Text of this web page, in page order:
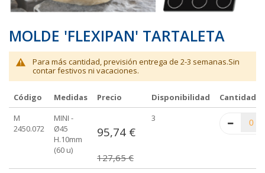
MOLDE 'FLEXIPAN' TARTALETA
Para más cantidad, previsión entrega de 2-3 semanas.Sin
contar festivos ni vacaciones.
Elementos
de
Código Medidas Precio Disponibilidad
Cantidad
M
2450.072
MINI -
Ø45
H.10mm
(60 u)
95,74 €
127,65 €
3